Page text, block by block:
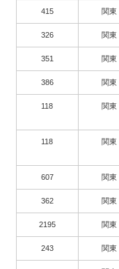
415 関東
326 関東
351 関東
386 関東
118 関東
118 関東
607 関東
362 関東
2195 関東
243 関東